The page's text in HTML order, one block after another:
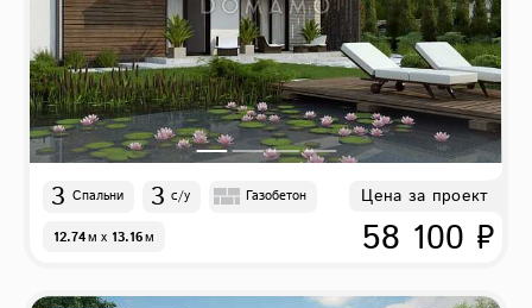
3 Спальни 3 с/у Газобетон
12.74м x 13.16м
Цена за проект
58 100 ₽